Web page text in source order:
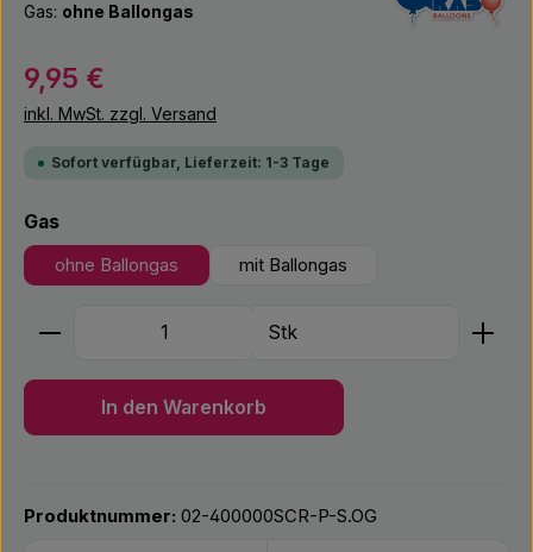
Gas: ohne Ballongas
Regulärer Preis:
9,95 €
inkl. MwSt. zzgl. Versand
Sofort verfügbar, Lieferzeit: 1-3 Tage
Gasauswählen
ohne Ballongas mit Ballongas
Produkt Anzahl: Gib den gewünschten Wert ein
Stk
In den Warenkorb
Produktnummer: 02-400000SCR-P-S.OG